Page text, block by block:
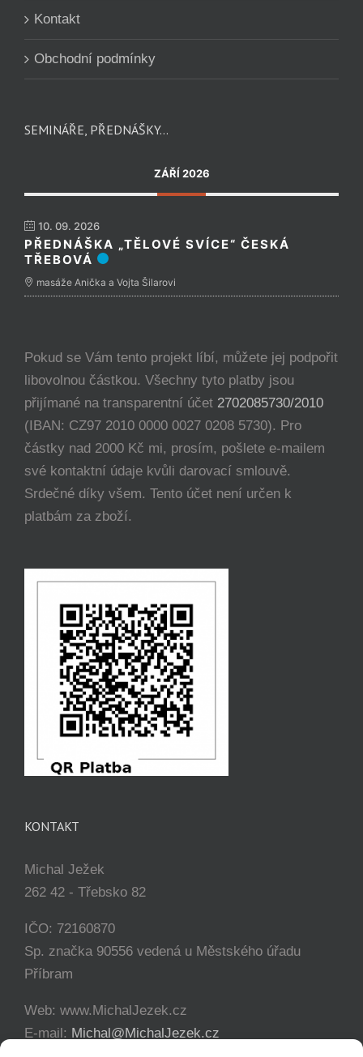
Kontakt
Obchodní podmínky
SEMINÁŘE, PŘEDNÁŠKY…
ZÁŘÍ 2026
10. 09. 2026
PŘEDNÁŠKA „TĚLOVÉ SVÍCE“ ČESKÁ
TŘEBOVÁ
masáže Anička a Vojta Šilarovi
Pokud se Vám tento projekt líbí, můžete jej podpořit
libovolnou částkou. Všechny tyto platby jsou
přijímané na transparentní účet 2702085730/2010
(IBAN: CZ97 2010 0000 0027 0208 5730). Pro
částky nad 2000 Kč mi, prosím, pošlete e-mailem
své kontaktní údaje kvůli darovací smlouvě.
Srdečné díky všem. Tento účet není určen k
platbám za zboží.
KONTAKT
Michal Ježek
262 42 - Třebsko 82
IČO: 72160870
Sp. značka 90556 vedená u Městského úřadu
Příbram
Web: www.MichalJezek.cz
E-mail: Michal@MichalJezek.cz